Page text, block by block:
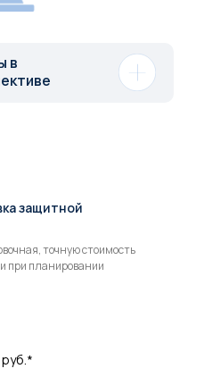
в
защитной
точную стоимость
при планировании